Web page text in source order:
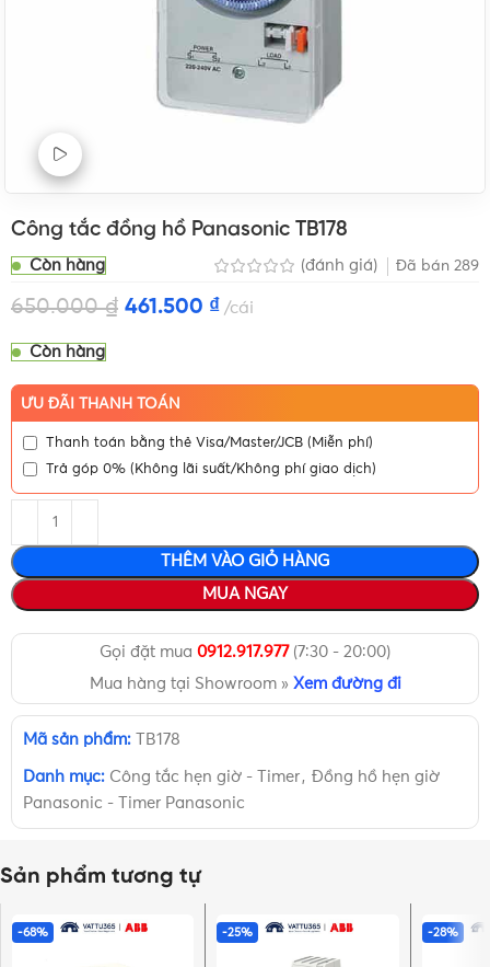
Công tắc đồng hồ Panasonic TB178
Còn hàng (đánh giá) Đã bán 289
650.000₫ 461.500 ₫ cái
Còn hàng
ƯU ĐÃI THANH TOÁN
Thanh toán bằng thẻ Visa/Master/JCB (Miễn phí)
Trả góp 0% (Không lãi suất/Không phí giao dịch)
THÊM VÀO GIỎ HÀNG
MUA NGAY
Gọi đặt mua 0912.917.977(7:30 - 20:00)
Mua hàng tại Showroom » Xem đường đi
Mã sản phẩm: TB178
Danh mục: Công tắc hẹn giờ - Timer, Đồng hồ hẹn giờ
Panasonic - Timer Panasonic
Sản phẩm tương tự
-68% -25% -28%